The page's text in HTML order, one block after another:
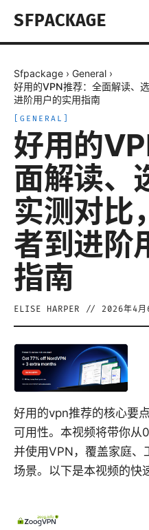
SFPACKAGE
Sfpackage › General ›
好用的VPN推荐：全面解读、
进阶用户的实用指南
GENERAL
好用的
面解读、
实测对比
者到进阶
指南
ELISE HARPER // 2026年4月
好用的vpn推荐的核心要
可用性。本视频将带你从
并使用VPN，覆盖家庭、
场景。以下是本视频的快